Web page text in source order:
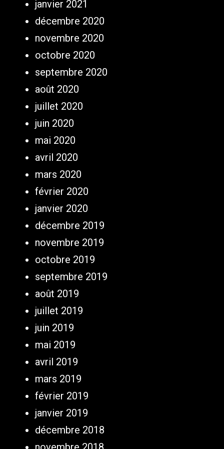
janvier 2021
décembre 2020
novembre 2020
octobre 2020
septembre 2020
août 2020
juillet 2020
juin 2020
mai 2020
avril 2020
mars 2020
février 2020
janvier 2020
décembre 2019
novembre 2019
octobre 2019
septembre 2019
août 2019
juillet 2019
juin 2019
mai 2019
avril 2019
mars 2019
février 2019
janvier 2019
décembre 2018